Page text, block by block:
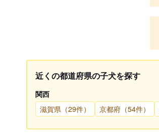
近くの都道府県の子犬を探す
関西
滋賀県（29件）
京都府（54件）